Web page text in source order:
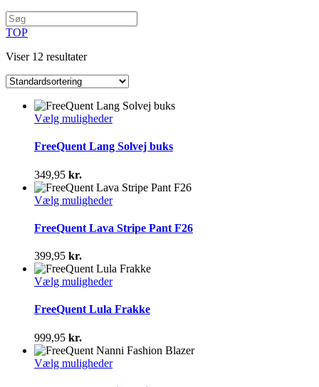
TOP
Viser 12 resultater
Vælg mulighederDette
har
flere
Mulighederne
kan
vælges
varesiden
FreeQuent Lang Solvej buks
349,95 kr.
Vælg mulighederDette
har
Mulighederne
kan
vælges
varesiden
FreeQuent Lava Stripe Pant F26
399,95 kr.
Vælg mulighederDette
har
Mulighederne
kan
vælges
FreeQuent Lula Frakke
999,95 kr.
Vælg mulighederDette